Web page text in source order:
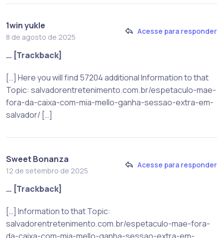
1win yukle
8 de agosto de 2025
Acesse para responder
… [Trackback]
[…] Here you will find 57204 additional Information to that
Topic: salvadorentretenimento.com.br/espetaculo-mae-
fora-da-caixa-com-mia-mello-ganha-sessao-extra-em-
salvador/ […]
Sweet Bonanza
12 de setembro de 2025
Acesse para responder
… [Trackback]
[…] Information to that Topic:
salvadorentretenimento.com.br/espetaculo-mae-fora-